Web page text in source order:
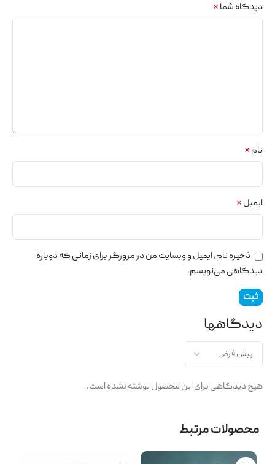
دیدگاهها
هیچ دیدگاهی برای این محصول نوشته نشده است.
دیدگاه شما*
نام*
ایمیل*
ذخیره نام، ایمیل و وبسایت من در مرورگر برای زمانی که دوباره
دیدگاهی می‌نویسم.
محصولات مرتبط